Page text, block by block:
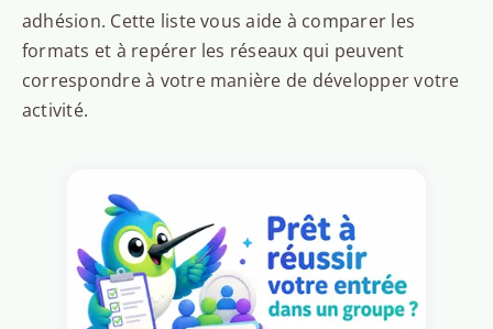
adhésion. Cette liste vous aide à comparer les
formats et à repérer les réseaux qui peuvent
correspondre à votre manière de développer votre
activité.